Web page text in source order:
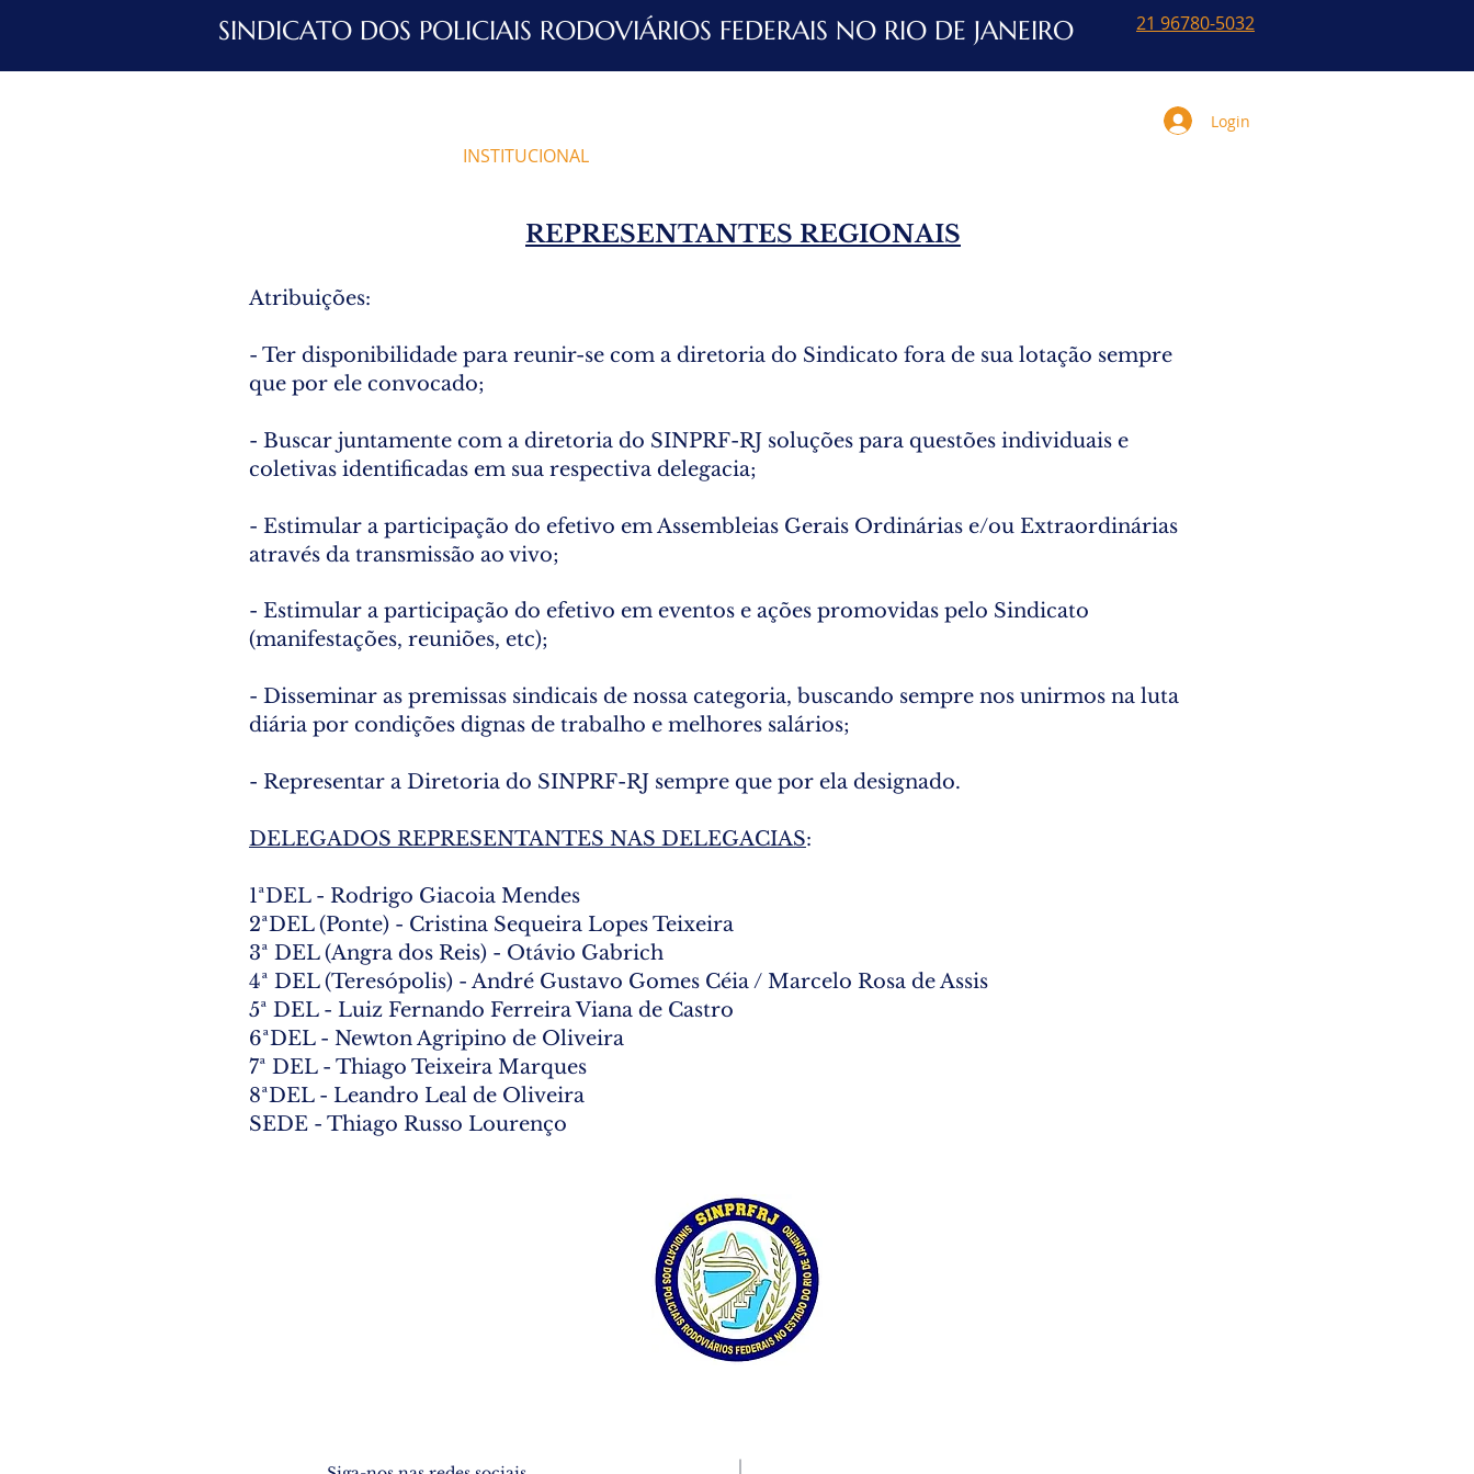
21 96780-5032
SINDICATO DOS POLICIAIS RODOVIÁRIOS FEDERAIS NO RIO DE JANEIRO
INSTITUCIONAL
Login
REPRESENTANTES REGIONAIS
Atribuições:
- Ter disponibilidade para reunir-se com a diretoria do Sindicato fora de sua lotação sempre
que por ele convocado;
- Buscar juntamente com a diretoria do SINPRF-RJ soluções para questões individuais e
coletivas identificadas em sua respectiva delegacia;
- Estimular a participação do efetivo em Assembleias Gerais Ordinárias e/ou Extraordinárias
através da transmissão ao vivo;
- Estimular a participação do efetivo em eventos e ações promovidas pelo Sindicato
(manifestações, reuniões, etc);
- Disseminar as premissas sindicais de nossa categoria, buscando sempre nos unirmos na luta
diária por condições dignas de trabalho e melhores salários;
- Representar a Diretoria do SINPRF-RJ sempre que por ela designado.
DELEGADOS REPRESENTANTES NAS DELEGACIAS:
​1ªDEL - Rodrigo Giacoia Mendes
2ªDEL (Ponte) - Cristina Sequeira Lopes Teixeira
3ª DEL (Angra dos Reis) - Otávio Gabrich
4ª DEL (Teresópolis) - André Gustavo Gomes Céia / Marcelo Rosa de Assis
5ª DEL - Luiz Fernando Ferreira Viana de Castro
6ªDEL - Newton Agripino de Oliveira
7ª DEL - Thiago Teixeira Marques
8ªDEL - Leandro Leal de Oliveira
SEDE - Thiago Russo Lourenço